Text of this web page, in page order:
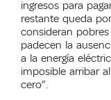
ingresos para
restante queda
consideran
padecen la
a la energía
imposible arribar
cero”.